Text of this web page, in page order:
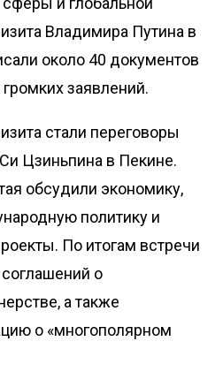
Владимира Путина в
около 40 документов
заявлений.
стали переговоры
Цзиньпина в Пекине.
обсудили экономику,
политику и
По итогам встречи
о
а также
о «многополярном